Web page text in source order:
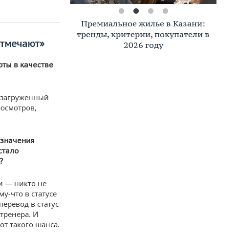
в качестве
— никто не
что в статусе
в статус
И
такого шанса.
Премиальное жилье в Казани:
тренды, критерии, покупатели в
2026 году